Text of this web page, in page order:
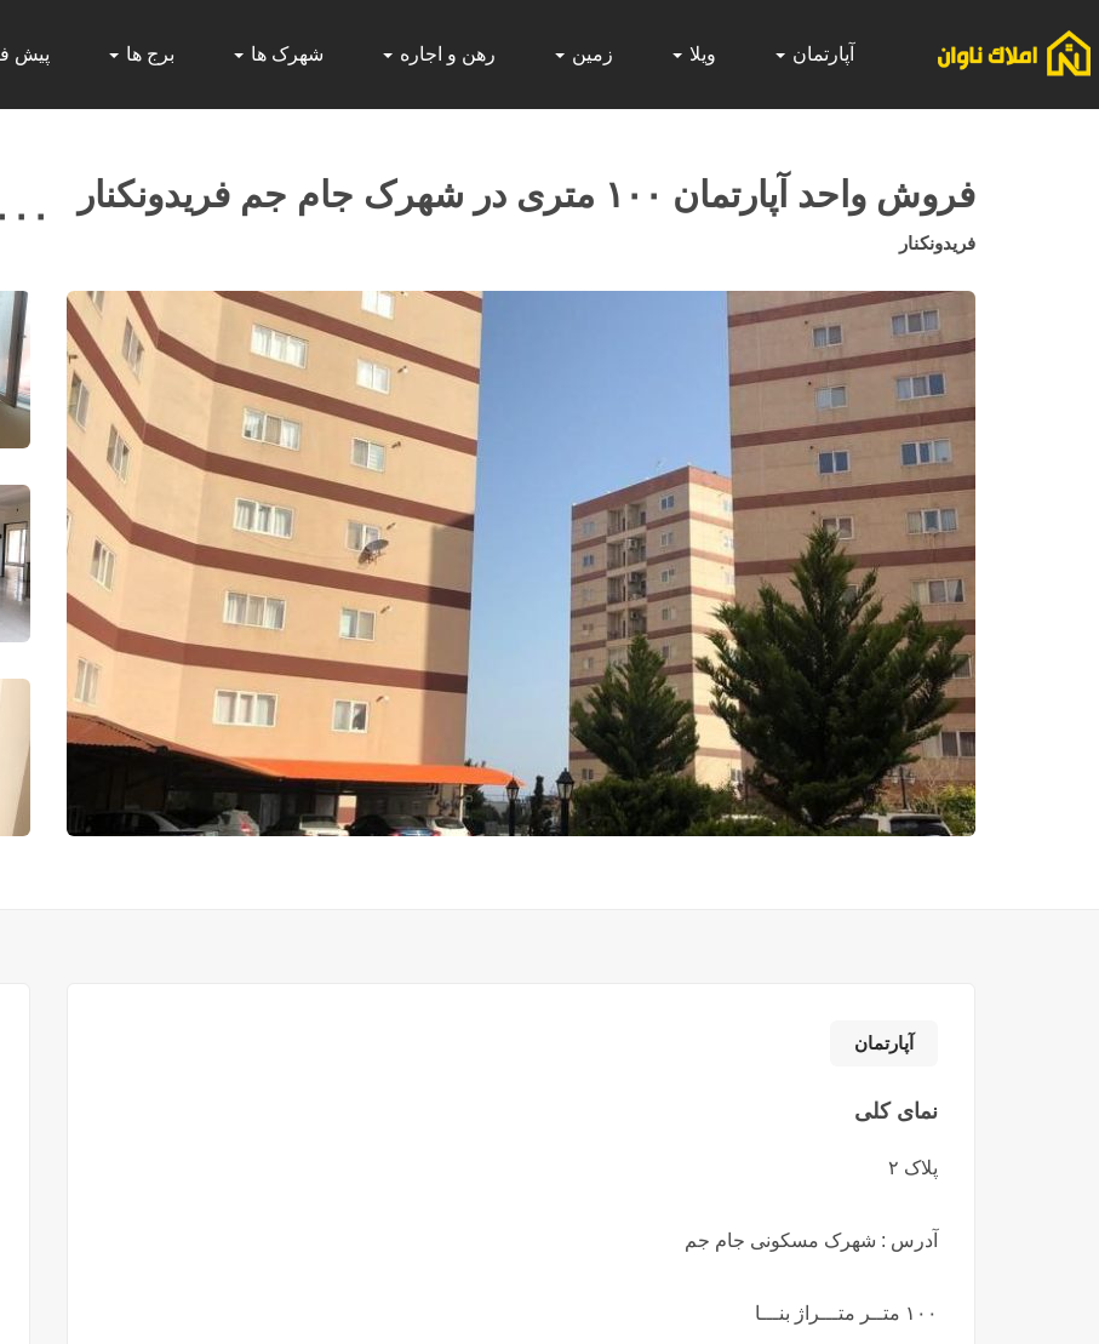
آپارتمان ویلا زمین رهن و اجاره شهرک ها برج ها پیش
فروش واحد آپارتمان ۱۰۰ متری در شهرک جام جم فریدونکنار
فریدونکنار
آپارتمان
نمای کلی
پلاک ۲
آدرس : شهرک مسکونی جام جم
۱۰۰ متــر متـــراژ بنـــا